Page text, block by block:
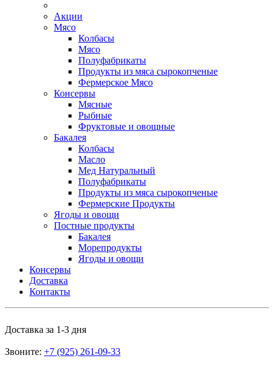
Акции
Мясо
Колбасы
Мясо
Полуфабрикаты
Продукты из мяса сырокопченые
Фермерское Мясо
Консервы
Мясные
Рыбные
Фруктовые и овощные
Бакалея
Колбасы
Масло
Мед Натуральный
Полуфабрикаты
Продукты из мяса сырокопченые
Фермерские Продукты
Ягоды и овощи
Постные продукты
Бакалея
Морепродукты
Ягоды и овощи
Консервы
Доставка
Контакты
Доставка за 1-3 дня
Звоните: +7 (925) 261-09-33